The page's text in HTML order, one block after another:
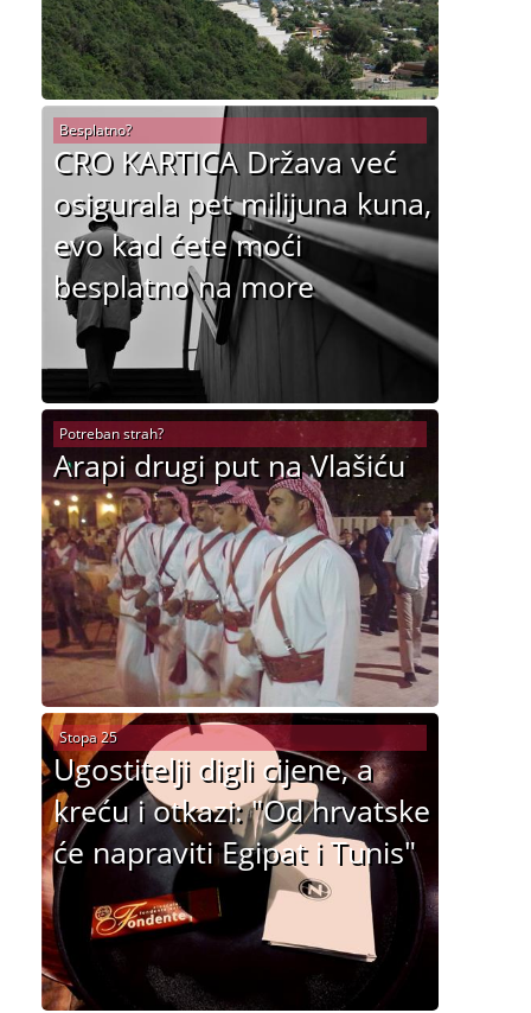
CRO KARTICA Država već
osigurala pet milijuna kuna,
evo kad ćete moći
besplatno na more
Besplatno?
Arapi drugi put na Vlašiću
Potreban strah?
Ugostitelji digli cijene, a
kreću i otkazi: "Od hrvatske
će napraviti Egipat i Tunis"
Stopa 25